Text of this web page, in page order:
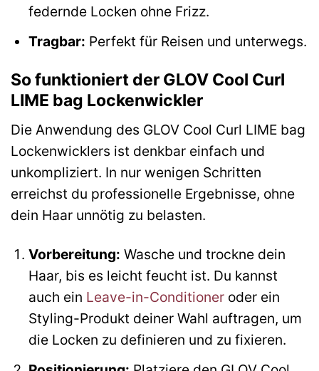
federnde Locken ohne Frizz.
Tragbar: Perfekt für Reisen und unterwegs.
So funktioniert der GLOV Cool Curl
LIME bag Lockenwickler
Die Anwendung des GLOV Cool Curl LIME bag
Lockenwicklers ist denkbar einfach und
unkompliziert. In nur wenigen Schritten
erreichst du professionelle Ergebnisse, ohne
dein Haar unnötig zu belasten.
Vorbereitung: Wasche und trockne dein
Haar, bis es leicht feucht ist. Du kannst
auch ein Leave-in-Conditioneroder ein
Styling-Produkt deiner Wahl auftragen, um
die Locken zu definieren und zu fixieren.